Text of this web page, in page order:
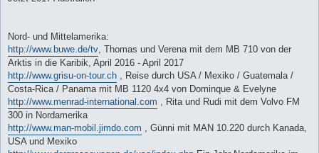
Nord- und Mittelamerika:
http://www.buwe.de/tv , Thomas und Verena mit dem MB 710 von der
Arktis in die Karibik, April 2016 - April 2017
http://www.grisu-on-tour.ch , Reise durch USA / Mexiko / Guatemala /
Costa-Rica / Panama mit MB 1120 4x4 von Dominque & Evelyne
http://www.menrad-international.com , Rita und Rudi mit dem Volvo FM
300 in Nordamerika
http://www.man-mobil.jimdo.com , Günni mit MAN 10.220 durch Kanada,
USA und Mexiko